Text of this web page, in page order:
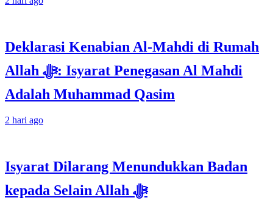
Deklarasi Kenabian Al-Mahdi di Rumah
Allah ﷻ: Isyarat Penegasan Al Mahdi
Adalah Muhammad Qasim
2 hari ago
Isyarat Dilarang Menundukkan Badan
kepada Selain Allah ﷻ